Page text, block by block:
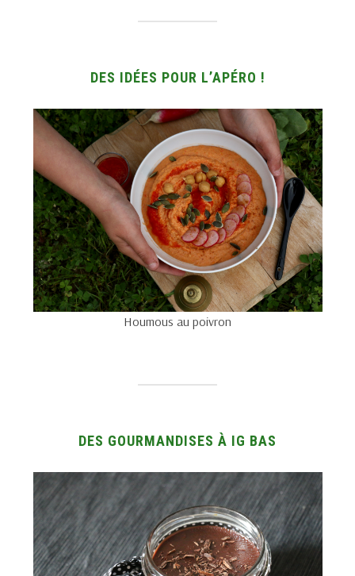
DES IDÉES POUR L’APÉRO !
Houmous au poivron
DES GOURMANDISES À IG BAS